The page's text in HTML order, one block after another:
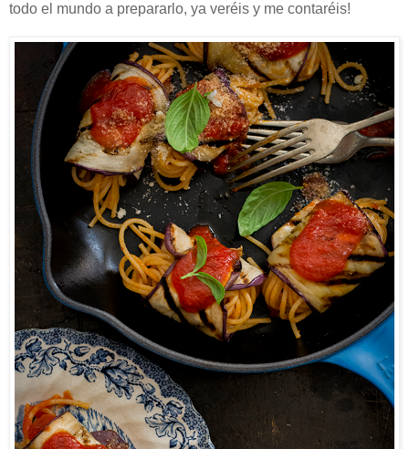
todo el mundo a prepararlo, ya veréis y me contaréis!